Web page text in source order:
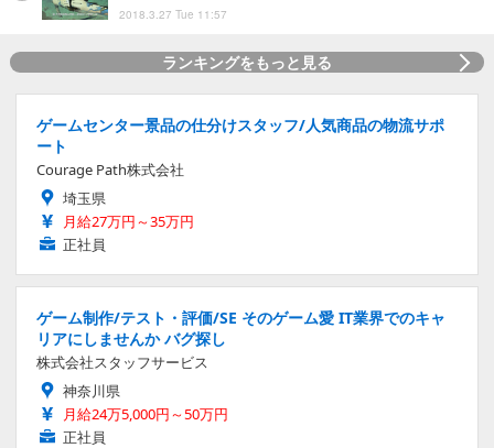
2018.3.27 Tue 11:57
ランキングをもっと見る
ゲームセンター景品の仕分けスタッフ/人気商品の物流サポ
ート
Courage Path株式会社
埼玉県
月給27万円～35万円
正社員
ゲーム制作/テスト・評価/SE そのゲーム愛 IT業界でのキャ
リアにしませんか バグ探し
株式会社スタッフサービス
神奈川県
月給24万5,000円～50万円
正社員